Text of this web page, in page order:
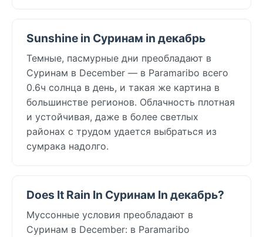
Sunshine in Суринам in декабрь
Темные, пасмурные дни преобладают в
Суринам в December — в Paramaribo всего
0.6ч солнца в день, и такая же картина в
большинстве регионов. Облачность плотная
и устойчивая, даже в более светлых
районах с трудом удается выбраться из
сумрака надолго.
Does It Rain In Суринам In декабрь?
Муссонные условия преобладают в
Суринам в December: в Paramaribo